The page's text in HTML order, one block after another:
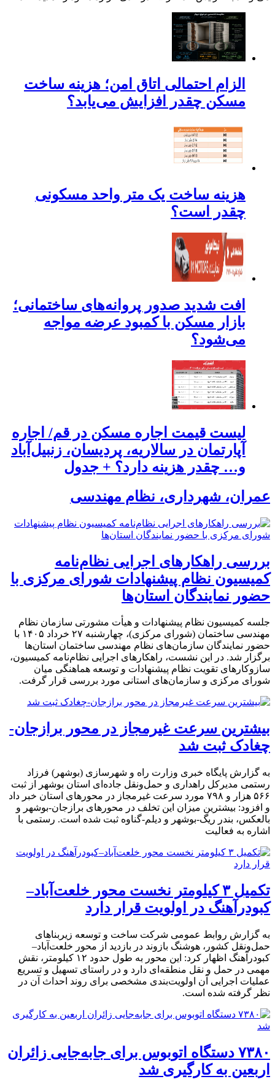
الزام احتمالی اتاق امن؛ هزینه ساخت
مسکن چقدر افزایش می‌یابد؟
هزینه ساخت یک متر واحد مسکونی
چقدر است؟
افت شدید صدور پروانه‌های ساختمانی؛
بازار مسکن با کمبود عرضه مواجه
می‌شود؟
لیست قیمت اجاره مسکن در قم/ اجاره
آپارتمان در سالاریه، پردیسان، زنبیل‌آباد
و… چقدر هزینه دارد؟ + جدول
عمران، شهرداری، نظام مهندسی
بررسی راهکارهای اجرایی نظام‌نامه
کمیسیون نظام پیشنهادات شورای مرکزی با
حضور نمایندگان استان‌ها
جلسه کمیسیون نظام پیشنهادات و هیأت مشورتی سازمان نظام
مهندسی ساختمان (شورای مرکزی)، چهارشنبه ۲۷ خرداد ۱۴۰۵ با
حضور نمایندگان سازمان‌های نظام مهندسی ساختمان استان‌ها
برگزار شد. در این نشست، راهکارهای اجرایی نظام‌نامه کمیسیون،
سازوکارهای تقویت نظام پیشنهادات و توسعه هماهنگی میان
شورای مرکزی و سازمان‌های استانی مورد بررسی قرار گرفت.
بیشترین سرعت غیرمجاز در محور برازجان-
چغادک ثبت شد
به گزارش پایگاه خبری وزارت راه و شهرسازی (بوشهر) فرزاد
رستمی مدیرکل راهداری و حمل‌ونقل جاده‌ای استان بوشهر از ثبت
۵۶۶ هزار و ۷۹۸ مورد سرعت غیرمجاز در محورهای استان خبر داد
و افزود: بیشترین میزان این تخلف در محورهای برازجان-بوشهر و
بالعکس، بندر ریگ-بوشهر و دیلم-گناوه ثبت شده است. رستمی با
اشاره به فعالیت
تکمیل ۳ کیلومتر نخست محور خلعت‌آباد–
کبودرآهنگ در اولویت قرار دارد
به گزارش روابط عمومی شرکت ساخت و توسعه زیربناهای
حمل‌ونقل کشور، هوشنگ بازوند در بازدید از محور خلعت‌آباد–
کبودرآهنگ اظهار کرد: این محور به طول حدود ۱۲ کیلومتر، نقش
مهمی در حمل و نقل منطقه‌ای دارد و در راستای تسهیل و تسریع
عملیات اجرایی آن اولویت‌بندی مشخصی برای روند احداث آن در
نظر گرفته شده است.
۷۳۸۰ دستگاه اتوبوس برای جابه‌جایی زائران
اربعین به‌ کارگیری شد